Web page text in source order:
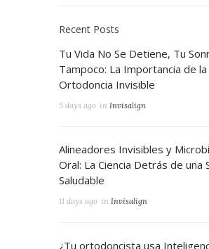
Recent Posts
Tu Vida No Se Detiene, Tu
Tampoco: La Importancia de la
Ortodoncia Invisible
5 days ago in Invisalign
Alineadores Invisibles y
Oral: La Ciencia Detrás de una
Saludable
11 days ago in Invisalign
¿Tu ortodoncista usa